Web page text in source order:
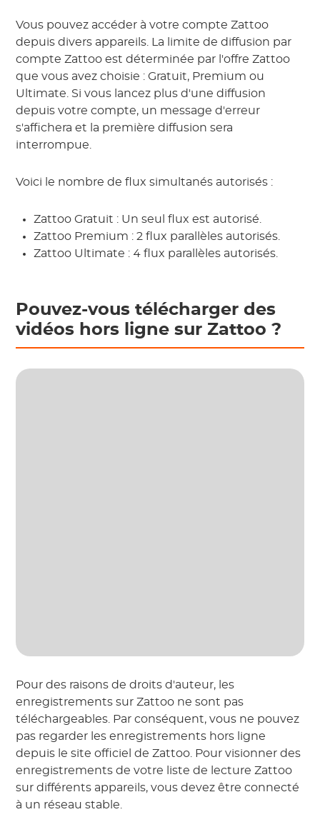
Vous pouvez accéder à votre compte Zattoo
depuis divers appareils. La limite de diffusion par
compte Zattoo est déterminée par l'offre Zattoo
que vous avez choisie : Gratuit, Premium ou
Ultimate. Si vous lancez plus d'une diffusion
depuis votre compte, un message d'erreur
s'affichera et la première diffusion sera
interrompue.
Voici le nombre de flux simultanés autorisés :
Zattoo Gratuit : Un seul flux est autorisé.
Zattoo Premium : 2 flux parallèles autorisés.
Zattoo Ultimate : 4 flux parallèles autorisés.
Pouvez-vous télécharger des
vidéos hors ligne sur Zattoo ?
Pour des raisons de droits d'auteur, les
enregistrements sur Zattoo ne sont pas
téléchargeables. Par conséquent, vous ne pouvez
pas regarder les enregistrements hors ligne
depuis le site officiel de Zattoo. Pour visionner des
enregistrements de votre liste de lecture Zattoo
sur différents appareils, vous devez être connecté
à un réseau stable.